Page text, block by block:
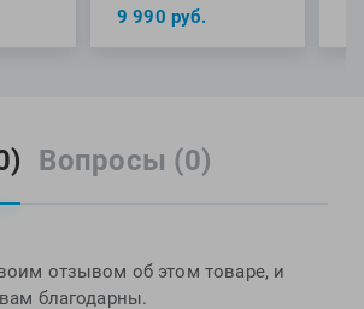
9 990 руб.
Вопросы (0)
отзывом об этом товаре, и
благодарны.